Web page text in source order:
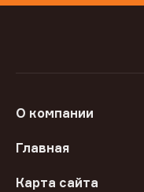
О компании
Главная
Карта сайта